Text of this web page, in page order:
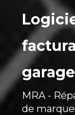
MRA -
de